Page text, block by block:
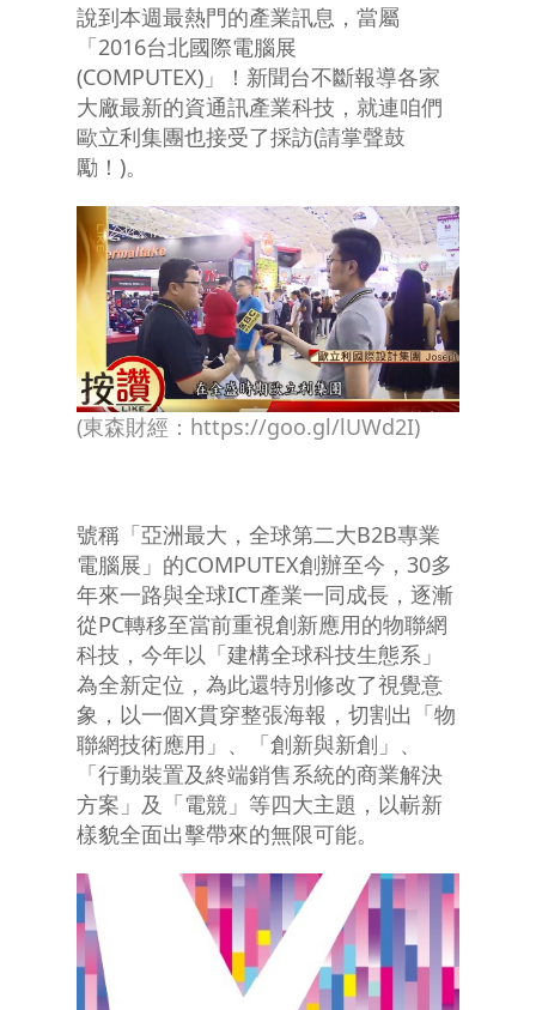
說到本週最熱門的產業訊息，當屬
「2016台北國際電腦展
(COMPUTEX)」！新聞台不斷報導各家
大廠最新的資通訊產業科技，就連咱們
歐立利集團也接受了採訪(請掌聲鼓
勵！)。
(東森財經： https://goo.gl/lUWd2I)
號稱「亞洲最大，全球第二大B2B專業
電腦展」的COMPUTEX創辦至今，30多
年來一路與全球ICT產業一同成長，逐漸
從PC轉移至當前重視創新應用的物聯網
科技，今年以「建構全球科技生態系」
為全新定位，為此還特別修改了視覺意
象，以一個X貫穿整張海報，切割出「物
聯網技術應用」、「創新與新創」、
「行動裝置及終端銷售系統的商業解決
方案」及「電競」等四大主題，以嶄新
樣貌全面出擊帶來的無限可能。